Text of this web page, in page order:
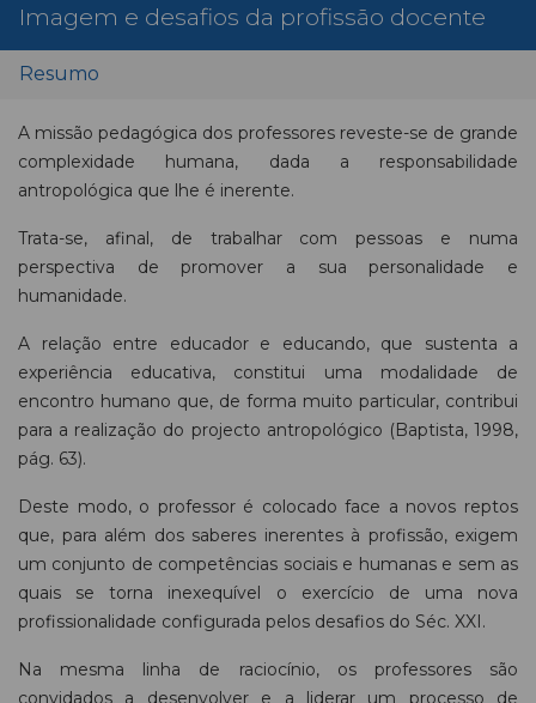
Imagem e desafios da profissão docente
Resumo
A missão pedagógica dos professores reveste-se de grande
complexidade humana, dada a responsabilidade
antropológica que lhe é inerente.
Trata-se, afinal, de trabalhar com pessoas e numa
perspectiva de promover a sua personalidade e
humanidade.
A relação entre educador e educando, que sustenta a
experiência educativa, constitui uma modalidade de
encontro humano que, de forma muito particular, contribui
para a realização do projecto antropológico (Baptista, 1998,
pág. 63).
Deste modo, o professor é colocado face a novos reptos
que, para além dos saberes inerentes à profissão, exigem
um conjunto de competências sociais e humanas e sem as
quais se torna inexequível o exercício de uma nova
profissionalidade configurada pelos desafios do Séc. XXI.
Na mesma linha de raciocínio, os professores são
convidados a desenvolver e a liderar um processo de